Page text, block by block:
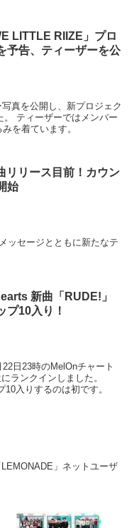
LITTLE RIIZE」プロ
予告、ティーザーを公
真を公開し、新プロジェク
。 ティーザーではメンバー
を着ています。
リリース目前！カウン
始
ッセージとともに新たなテ
新曲「RUDE!」
プ10入り！
日23時のMelOnチャート
ランクインしました。
入りするのは初です。
」ネットユーザ